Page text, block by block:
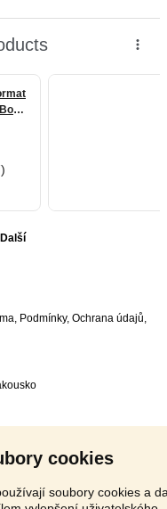
cookies
soubory cookies a
Další
, Podmínky, Ochrana údajů,